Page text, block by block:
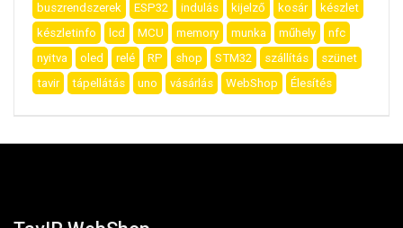
buszrendszerek ESP32 indulás kijelző kosár
készlet
készletinfo
lcd MCU memory munka műhely
nfc
nyitva
oled relé RP shop STM32 szállítás
szünet
tavir
tápellátás uno vásárlás WebShop Élesítés